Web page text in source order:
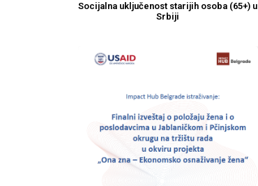
Socijalna uključenost starijih osoba (65+) u
Srbiji